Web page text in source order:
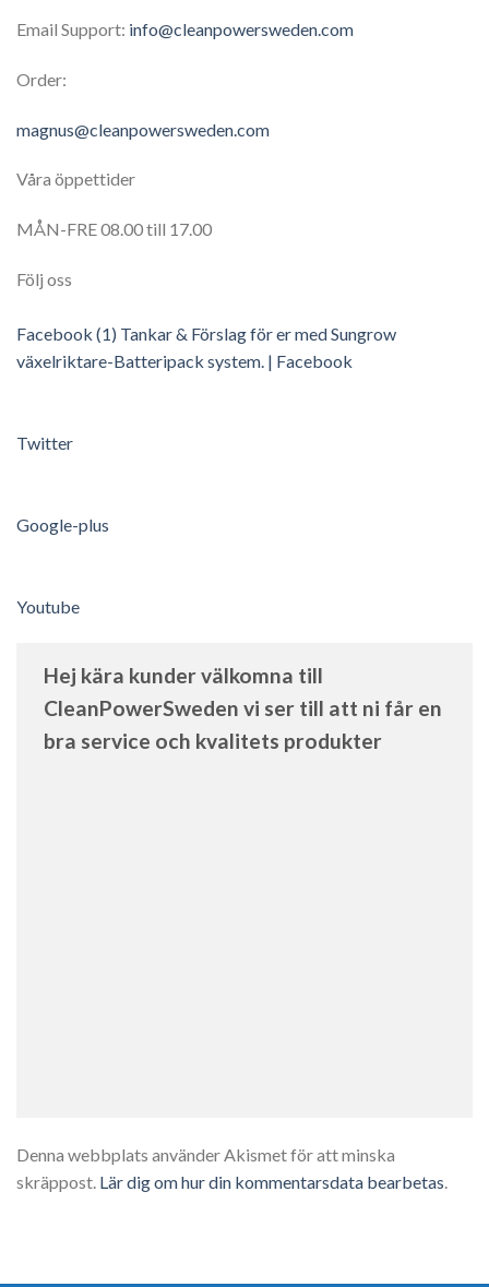
Email Support: info@cleanpowersweden.com
Order:
magnus@cleanpowersweden.com
Våra öppettider
MÅN-FRE 08.00 till 17.00
Följ oss
Facebook (1) Tankar & Förslag för er med Sungrow
växelriktare-Batteripack system. | Facebook
Twitter
Google-plus
Youtube
Hej kära kunder välkomna till
CleanPowerSweden vi ser till att ni får en
bra service och kvalitets produkter
Denna webbplats använder Akismet för att minska
skräppost. Lär dig om hur din kommentarsdata bearbetas.